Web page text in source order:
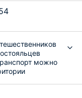
можно